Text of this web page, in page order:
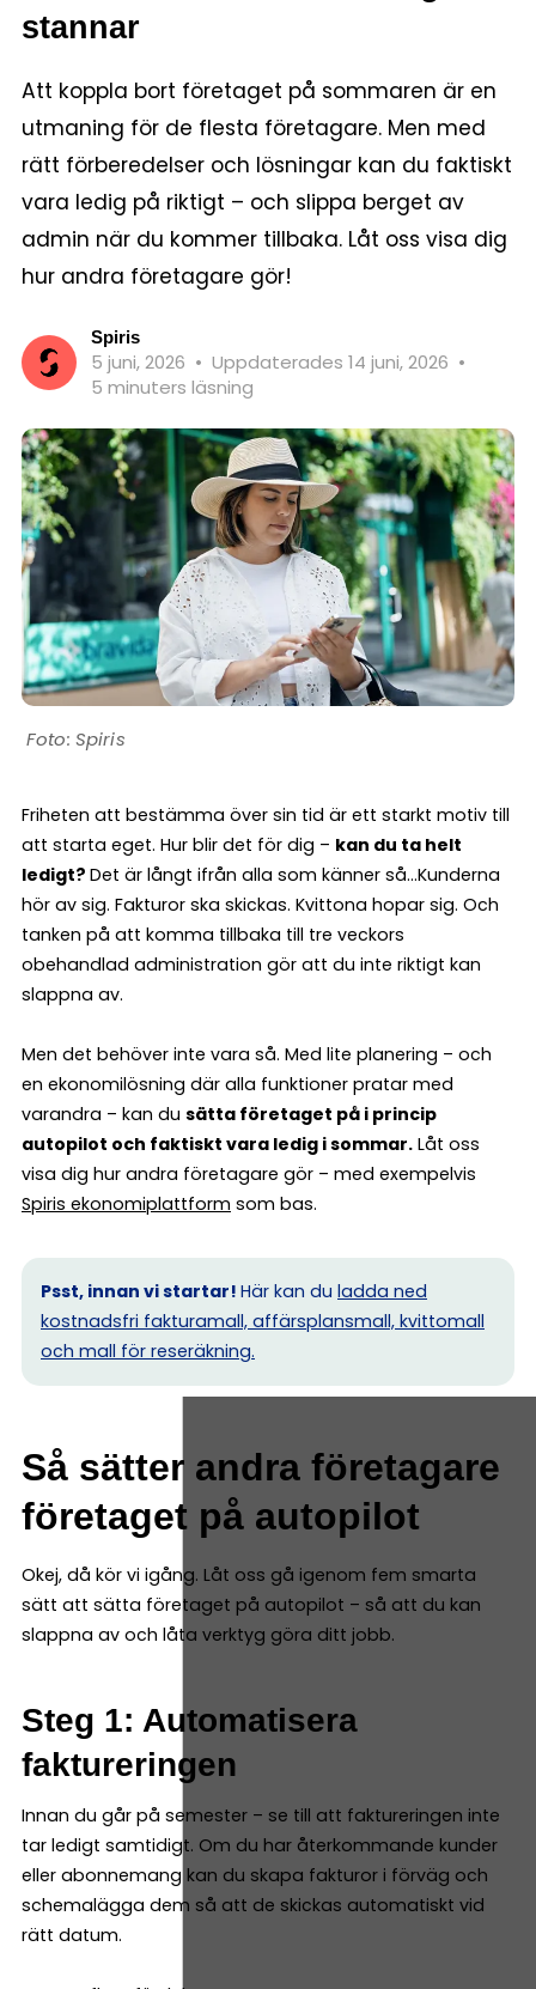
stannar
Att koppla bort företaget på sommaren är en
utmaning för de flesta företagare. Men med
rätt förberedelser och lösningar kan du faktiskt
vara ledig på riktigt – och slippa berget av
admin när du kommer tillbaka. Låt oss visa dig
hur andra företagare gör!
Spiris
5 juni, 2026 • Uppdaterades 14 juni, 2026 •
5 minuters läsning
Spiris
Friheten att bestämma över sin tid är ett starkt motiv till
att starta eget. Hur blir det för dig – kan du ta helt
ledigt? Det är långt ifrån alla som känner så…Kunderna
hör av sig. Fakturor ska skickas. Kvittona hopar sig. Och
tanken på att komma tillbaka till tre veckors
obehandlad administration gör att du inte riktigt kan
slappna av.
Men det behöver inte vara så. Med lite planering – och
en ekonomilösning där alla funktioner pratar med
varandra – kan du sätta företaget på i princip
autopilot och faktiskt vara ledig i sommar. Låt oss
visa dig hur andra företagare gör – med exempelvis
Spiris ekonomiplattform som bas.
Psst, innan vi startar! Här kan du ladda ned
kostnadsfri fakturamall, affärsplansmall, kvittomall
och mall för reseräkning.
Så sätter andra företagare
företaget på autopilot
Okej, då kör vi igång. Låt oss gå igenom fem smarta
sätt att sätta företaget på autopilot – så att du kan
slappna av och låta verktyg göra ditt jobb.
Steg 1: Automatisera
faktureringen
Innan du går på semester – se till att faktureringen inte
tar ledigt samtidigt. Om du har återkommande kunder
eller abonnemang kan du skapa fakturor i förväg och
schemalägga dem så att de skickas automatiskt vid
rätt datum.